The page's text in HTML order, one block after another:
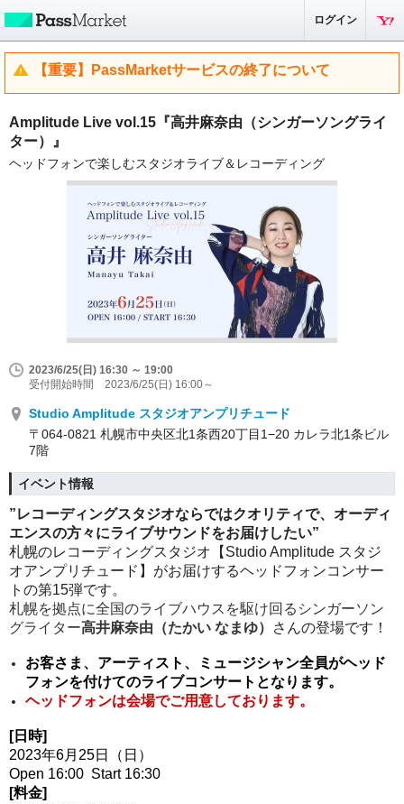
ログイン
【重要】PassMarketサービスの終了について
Amplitude Live vol.15『高井麻奈由（シンガーソングライ
ター）』
ヘッドフォンで楽しむスタジオライブ＆レコーディング
2023/6/25(日) 16:30 ～ 19:00
受付開始時間 2023/6/25(日) 16:00～
Studio Amplitude スタジオアンプリチュード
〒064-0821 札幌市中央区北1条西20丁目1−20 カレラ北1条ビル
7階
イベント情報
”レコーディングスタジオならではクオリティで、オーディ
エンスの方々にライブサウンドをお届けしたい”
札幌のレコーディングスタジオ【Studio Amplitude スタジ
オアンプリチュード】がお届けするヘッドフォンコンサー
トの第15弾です。
札幌を拠点に全国のライブハウスを駆け回るシンガーソン
グライター高井麻奈由（たかい なまゆ） さんの登場です！
お客さま、アーティスト、ミュージシャン全員がヘッド
フォンを付けてのライブコンサートとなります。
ヘッドフォンは会場でご用意しております。
[日時]
2023年6月25日（日）
Open 16:00 Start 16:30
[料金]